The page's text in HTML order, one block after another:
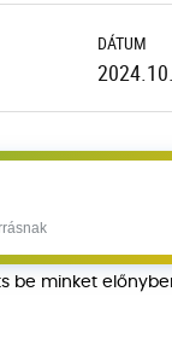
DÁTUM
be minket